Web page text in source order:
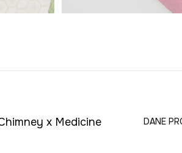
x Medicine
DANE